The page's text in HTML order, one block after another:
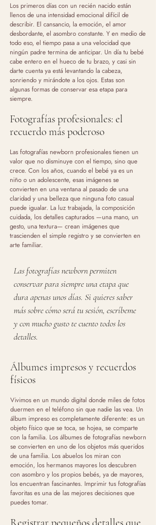
Los primeros días con un recién nacido están
llenos de una intensidad emocional difícil de
describir. El cansancio, la emoción, el amor
desbordante, el asombro constante. Y en medio de
todo eso, el tiempo pasa a una velocidad que
ningún padre termina de anticipar. Un día tu bebé
cabe entero en el hueco de tu brazo, y casi sin
darte cuenta ya está levantando la cabeza,
sonriendo y mirándote a los ojos. Estas son
algunas formas de conservar esa etapa para
siempre.
Fotografías profesionales: el
recuerdo más poderoso
Las fotografías newborn profesionales tienen un
valor que no disminuye con el tiempo, sino que
crece. Con los años, cuando el bebé ya es un
niño o un adolescente, esas imágenes se
convierten en una ventana al pasado de una
claridad y una belleza que ninguna foto casual
puede igualar. La luz trabajada, la composición
cuidada, los detalles capturados —una mano, un
gesto, una textura— crean imágenes que
trascienden el simple registro y se convierten en
arte familiar.
Las fotografías newborn permiten
conservar para siempre una etapa que
dura apenas unos días. Si quieres saber
más sobre cómo será tu sesión, escríbeme
y con mucho gusto te cuento todos los
detalles.
Álbumes impresos y recuerdos
físicos
Vivimos en un mundo digital donde miles de fotos
duermen en el teléfono sin que nadie las vea. Un
álbum impreso es completamente diferente: es un
objeto físico que se toca, se hojea, se comparte
con la familia. Los álbumes de fotografías newborn
se convierten en uno de los objetos más queridos
de una familia. Los abuelos los miran con
emoción, los hermanos mayores los descubren
con asombro y los propios bebés, ya de mayores,
los encuentran fascinantes. Imprimir tus fotografías
favoritas es una de las mejores decisiones que
puedes tomar.
Registrar pequeños detalles que